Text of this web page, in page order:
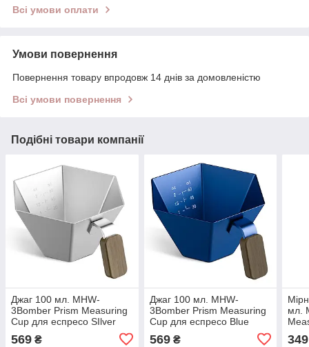
Всі умови оплати
Умови повернення
Повернення товару впродовж 14 днів за домовленістю
Всі умови повернення
Подібні товари компанії
Джаг 100 мл. MHW-
3Bomber Prism Measuring
Cup для еспресо SIlver
569 ₴
Джаг 100 мл. MHW-
3Bomber Prism Measuring
Cup для еспресо Blue
569₴
мл.
349